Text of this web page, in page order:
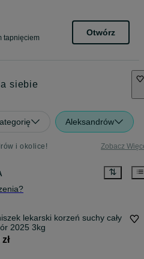
tapnięciem
Otwórz
siebie
Aleksandrów
i okolice! Zobacz
lekarski korzeń suchy cały
2025 3kg